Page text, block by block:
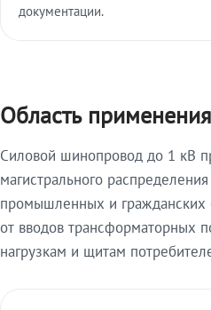
документации.
Область применения
Силовой шинопровод до 1 кВ
магистрального
промышленных и гражданских
от вводов трансформаторных
нагрузкам и щитам